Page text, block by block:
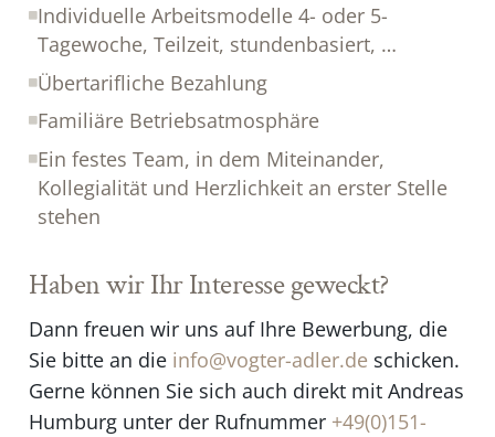
Individuelle Arbeitsmodelle 4- oder 5-
Tagewoche, Teilzeit, stundenbasiert, …
Übertarifliche Bezahlung
Familiäre Betriebsatmosphäre
Ein festes Team, in dem Miteinander,
Kollegialität und Herzlichkeit an erster Stelle
stehen
Haben wir Ihr Interesse geweckt?
Dann freuen wir uns auf Ihre Bewerbung, die
Sie bitte an die info@vogter-adler.de schicken.
Gerne können Sie sich auch direkt mit Andreas
Humburg unter der Rufnummer +49(0)151-